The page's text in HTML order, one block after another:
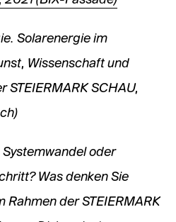
Solarenergie im
Wissenschaft und
STEIERMARK SCHAU,
oder
Was denken Sie
der STEIERMARK